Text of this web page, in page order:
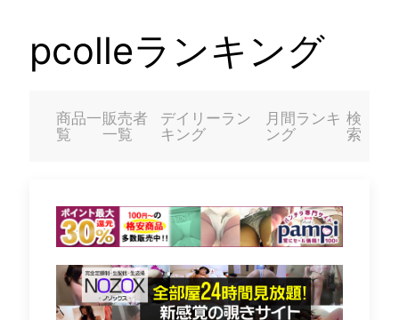
pcolleランキング
商品一
覧
販売者
一覧
デイリーラン
キング
月間ランキ
ング
検
索